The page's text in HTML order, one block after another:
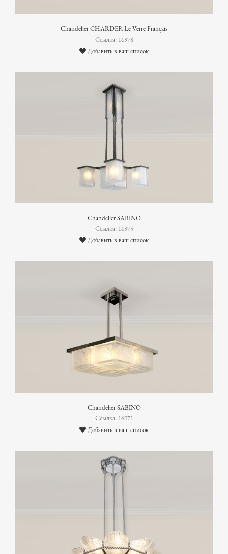
Chandelier CHARDER Le Verre Français
Ссылка: 16978
Добавить в ваш список
Chandelier SABINO
Ссылка: 16975
Добавить в ваш список
Chandelier SABINO
Ссылка: 16971
Добавить в ваш список